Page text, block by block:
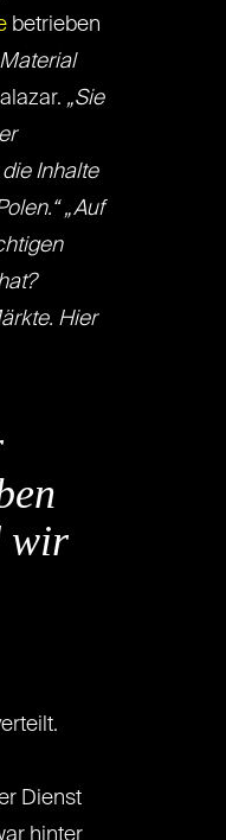
betrieben
„Sie
Inhalte
„Auf
Hier
wir
Dienst
hinter